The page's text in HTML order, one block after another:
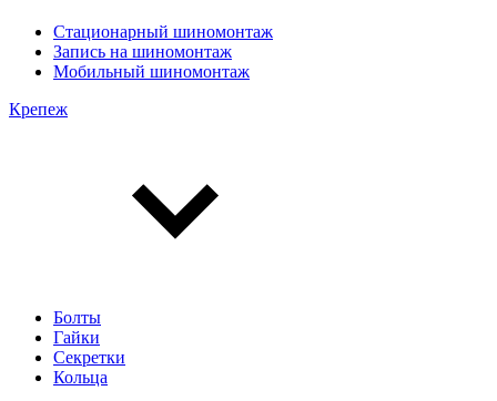
Стационарный шиномонтаж
Запись на шиномонтаж
Мобильный шиномонтаж
Крепеж
Болты
Гайки
Секретки
Кольца